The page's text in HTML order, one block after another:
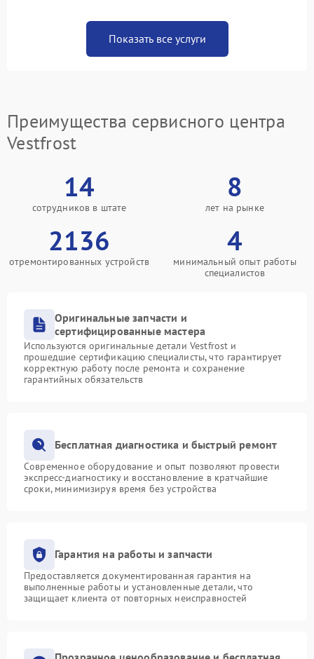
Показать все услуги
Преимущества сервисного центра
Vestfrost
14
сотрудников в штате
8
лет на рынке
2136
отремонтированных устройств
4
минимальный опыт работы
специалистов
Оригинальные запчасти и
сертифицированные мастера
Используются оригинальные детали Vestfrost и
прошедшие сертификацию специалисты, что гарантирует
корректную работу после ремонта и сохранение
гарантийных обязательств
Бесплатная диагностика и быстрый ремонт
Современное оборудование и опыт позволяют провести
экспресс-диагностику и восстановление в кратчайшие
сроки, минимизируя время без устройства
Гарантия на работы и запчасти
Предоставляется документированная гарантия на
выполненные работы и установленные детали, что
защищает клиента от повторных неисправностей